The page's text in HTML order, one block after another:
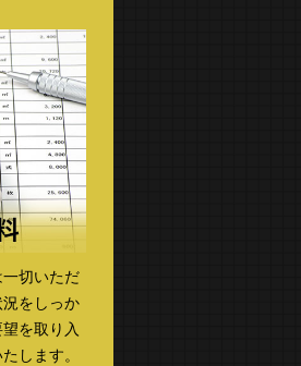
切いただ
をしっか
を取り入
します。